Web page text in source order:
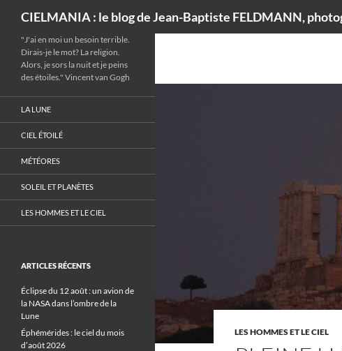
CIELMANIA : le blog de Jean-Baptiste FELDMANN,
LES HOMMES ET LE CIEL
"J'ai en moi un besoin terrible.
Dirais-je le mot? La religion.
Alors, je sors la nuit et je peins
des étoiles." Vincent van Gogh
LA LUNE
CIEL ÉTOILÉ
MÉTÉORES
SOLEIL ET PLANÈTES
LES HOMMES ET LE CIEL
ARTICLES RÉCENTS
Éclipse du 12 août : un avion de
la NASA dans l’ombre de la
Lune
Éphémérides : le ciel du mois
d’août 2026